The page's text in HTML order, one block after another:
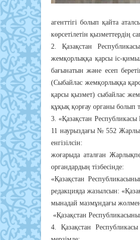
агенттігі болып қайта
көрсетілетін қызметтердің
2. Қазақстан
жемқорлыққа қарсы іс-
бағынатын және есеп
(Сыбайлас жемқорлыққа
қарсы қызмет) сыбайлас
құқық қорғау органы болып
3. «Қазақстан Республикасы
11 наурыздағы № 552
енгізілсін:
жоғарыда аталған
органдардың тізбесінде:
«Қазақстан
редакцияда жазылсын:
мынадай мазмұндағы
«Қазақстан
4. Қазақстан Республикасы